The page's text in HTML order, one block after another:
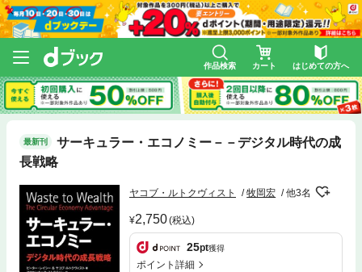
作品検索 カート はじめての方へ
最新刊
サーキュラー・エコノミー－－デジタル時代の成
長戦略
ヤコブ・ルトクヴィスト 牧岡宏 他3名
2,750(税込)
25pt獲得
ポイント詳細